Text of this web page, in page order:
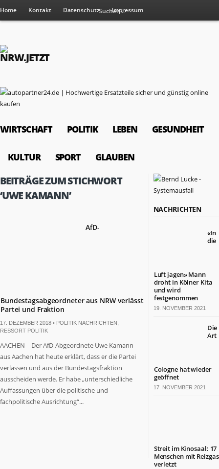
Home Kontakt Datenschutz Impressum
WIRTSCHAFT POLITIK LEBEN GESUNDHEIT
KULTUR SPORT GLAUBEN
BEITRÄGE ZUM STICHWORT
‘UWE KAMANN’
AfD-
Bundestagsabgeordneter aus NRW verlässt
Partei und Fraktion
17. DEZEMBER 2018 • POLITIK NACHRICHTEN
RESSORT POLITIK
AACHEN – Der AfD-Abgeordnete Uwe Kamann
aus Aachen hat heute erklärt, dass er die Partei
verlassen und aus der Bundestagsfraktion
ausscheiden werde. Er habe „unterschiedliche
Auffassungen über die politische und
fachpolitische Ausrichtung“...
NACHRICHTEN
«In
die
Luft jagen» Mann
droht in Kölner Kita
und wird
festgenommen
19. NOVEMBER 2021
Die
Art
Cologne hat wieder
geöffnet
17. NOVEMBER 2021
Streit im Kinosaal: 17
Menschen mit Reizgas
verletzt